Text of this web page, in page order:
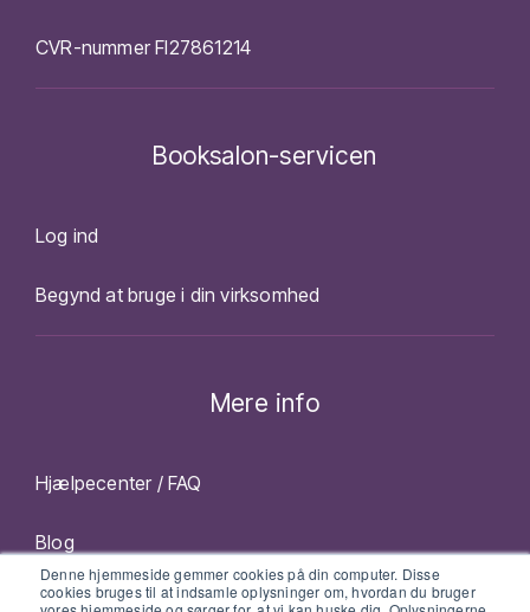
Denne hjemmeside gemmer cookies på din computer. Disse
cookies bruges til at indsamle oplysninger om, hvordan du bruger
CVR-nummer FI27861214
Booksalon-servicen
Log ind
Begynd at bruge i din virksomhed
Mere info
Hjælpecenter / FAQ
Blog